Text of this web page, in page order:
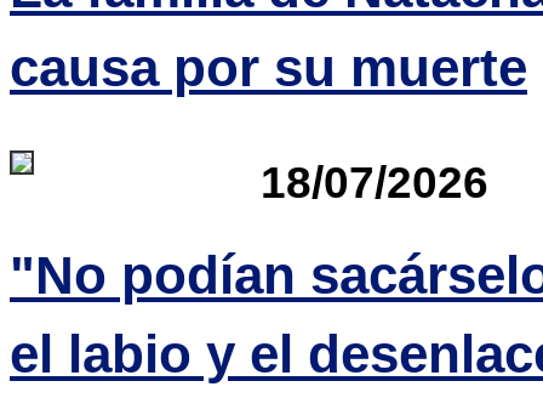
causa por su muerte
18/07/2026
"No podían
el labio y el